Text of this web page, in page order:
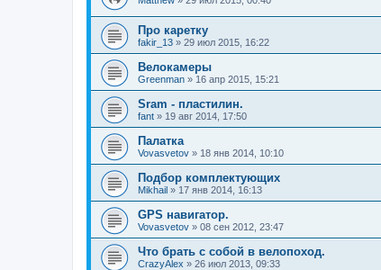
Про каретку
fakir_13 » 29 июл 2015, 16:22
Велокамеры
Greenman » 16 апр 2015, 15:21
Sram - пластилин.
fant » 19 авг 2014, 17:50
Палатка
Vovasvetov » 18 янв 2014, 10:10
Подбор комплектующих
Mikhail » 17 янв 2014, 16:13
GPS навигатор.
Vovasvetov » 08 сен 2012, 23:47
Что брать с собой в велопоход.
CrazyAlex » 26 июл 2013, 09:33